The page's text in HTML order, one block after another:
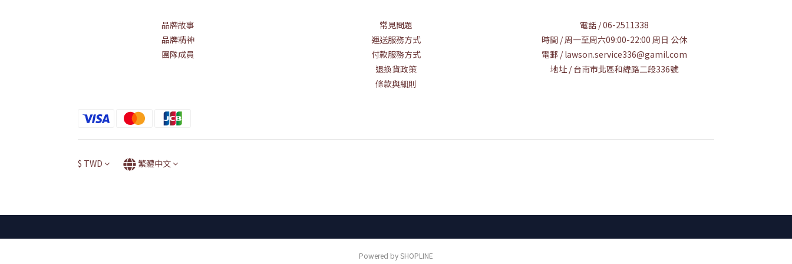
品牌故事
品牌精神
團隊成員
常見問題
運送服務方式
付款服務方式
退換貨政策
條款與細則
電話 / 06-2511338
時間 / 周一至周六09:00-22:00 周日 公休
電郵 / lawson.service336@gamil.com
地址 / 台南市北區和緯路二段336號
$ TWD 繁體中文
Powered by SHOPLINE